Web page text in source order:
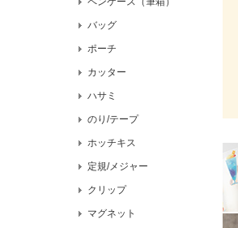
バッグ
ポーチ
カッター
ハサミ
のり/テープ
ホッチキス
定規/メジャー
クリップ
マグネット